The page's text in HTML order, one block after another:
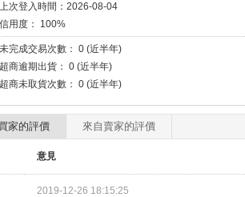
上次登入時間：2026-08-04
信用度： 100%
未完成交易次數： 0 (近半年)
超商逾期出貨： 0 (近半年)
超商未取貨次數： 0 (近半年)
家的評價 來自賣家的評價
意見
2019-12-26 18:15:25